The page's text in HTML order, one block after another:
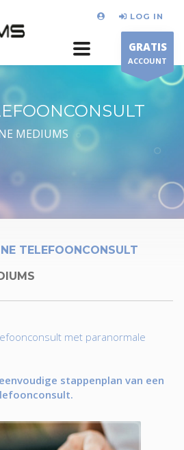
LOG IN
GRATIS
ACCOUNT
MEDIUMS
TELEFOONCONSULT
met paranormale
stappenplan van een